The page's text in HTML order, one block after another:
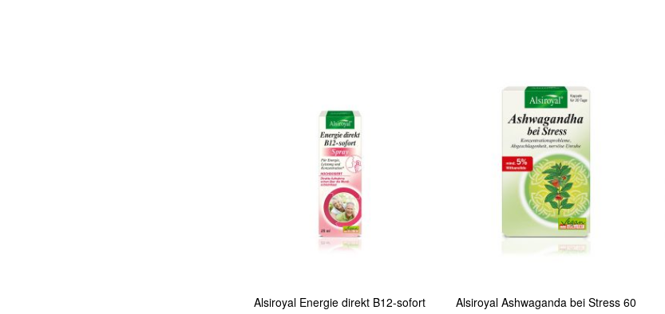
Alsiroyal Energie direkt B12-sofort
Alsiroyal Ashwaganda bei Stress 60